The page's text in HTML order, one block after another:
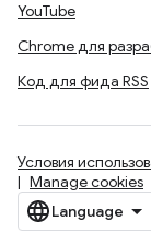
YouTube
Chrome для
Код для фида RSS
Условия
Manage cookies